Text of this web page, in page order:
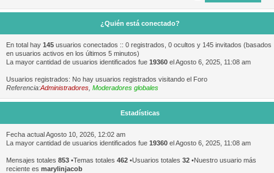
¿Quién está conectado?
En total hay 145 usuarios conectados :: 0 registrados, 0 ocultos y 145 invitados (basados
en usuarios activos en los últimos 5 minutos)
La mayor cantidad de usuarios identificados fue 19360 el Agosto 6, 2025, 11:08 am
Usuarios registrados: No hay usuarios registrados visitando el Foro
Referencia:Administradores Moderadores globales
Estadísticas
Fecha actual Agosto 10, 2026, 12:02 am
La mayor cantidad de usuarios identificados fue 19360 el Agosto 6, 2025, 11:08 am
Mensajes totales 853 •Temas totales 462 •Usuarios totales 32 •Nuestro usuario más
reciente es marylinjacob